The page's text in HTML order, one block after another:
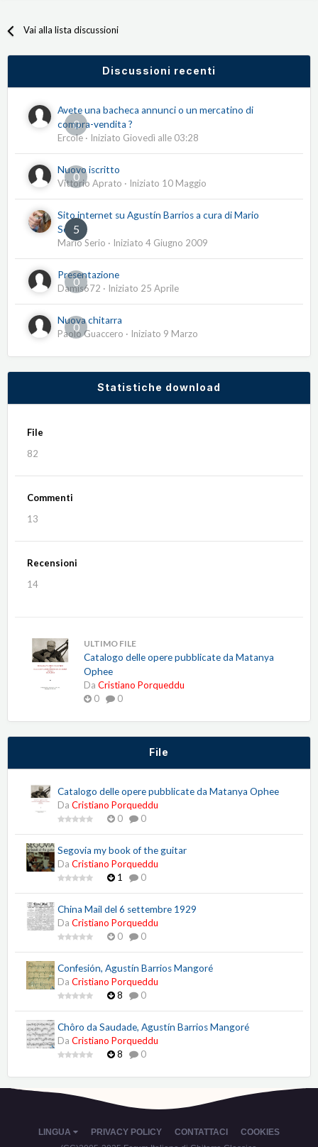
Vai alla lista discussioni
Discussioni recenti
0
Avete una bacheca annunci o un mercatino di
compra-vendita ?
Ercole · Iniziato Giovedì alle 03:28
0
Nuovo iscritto
Vittorio Aprato · Iniziato 10 Maggio
5
Sito internet su Agustín Barrios a cura di Mario
Serio
Mario Serio · Iniziato 4 Giugno 2009
0
Presentazione
Damis672 · Iniziato 25 Aprile
0
Nuova chitarra
Paolo Guaccero · Iniziato 9 Marzo
Statistiche download
File
82
Commenti
13
Recensioni
14
ULTIMO FILE
Catalogo delle opere pubblicate da Matanya
Ophee
Da Cristiano Porqueddu
0
0
File
Catalogo delle opere pubblicate da Matanya Ophee
Da Cristiano Porqueddu
0
0
Segovia my book of the guitar
Da Cristiano Porqueddu
1
0
China Mail del 6 settembre 1929
Da Cristiano Porqueddu
0
0
Confesión, Agustín Barrios Mangoré
Da Cristiano Porqueddu
8
0
Chôro da Saudade, Agustín Barrios Mangoré
Da Cristiano Porqueddu
8
0
LINGUA PRIVACY POLICY CONTATTACI
COOKIES